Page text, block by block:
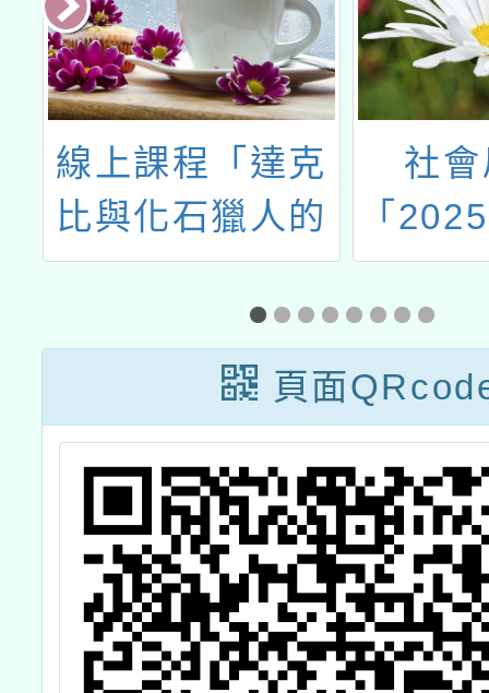
線上課程「達克
比與化石獵人的
古生物課」學校
專屬優惠代碼資
社
「
在桃
募簡
頁面